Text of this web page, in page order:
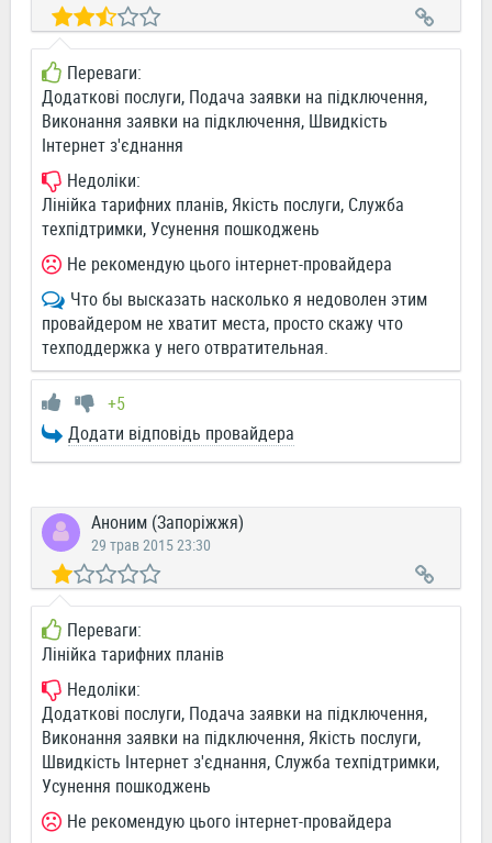
Переваги:
Додаткові послуги, Подача заявки на підключення,
Виконання заявки на підключення, Швидкість
Інтернет з'єднання
Недоліки:
Лінійка тарифних планів, Якість послуги, Служба
техпідтримки, Усунення пошкоджень
Не рекомендую цього інтернет-провайдера
Что бы высказать насколько я недоволен этим
провайдером не хватит места, просто скажу что
техподдержка у него отвратительная.
+5
Додати відповідь провайдера
Аноним (Запоріжжя)
29 трав 2015 23:30
Переваги:
Лінійка тарифних планів
Недоліки:
Додаткові послуги, Подача заявки на підключення,
Виконання заявки на підключення, Якість послуги,
Швидкість Інтернет з'єднання, Служба техпідтримки,
Усунення пошкоджень
Не рекомендую цього інтернет-провайдера